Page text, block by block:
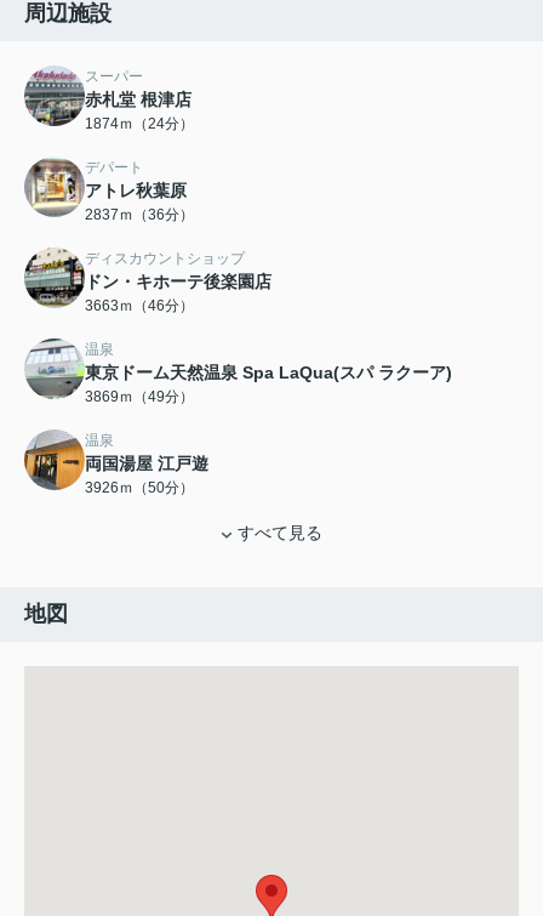
周辺施設
スーパー
赤札堂 根津店
1874ｍ（24分）
デパート
アトレ秋葉原
2837ｍ（36分）
ディスカウントショップ
ドン・キホーテ後楽園店
3663ｍ（46分）
温泉
東京ドーム天然温泉 Spa LaQua(スパ ラクーア)
3869ｍ（49分）
温泉
両国湯屋 江戸遊
3926ｍ（50分）
すべて見る
地図